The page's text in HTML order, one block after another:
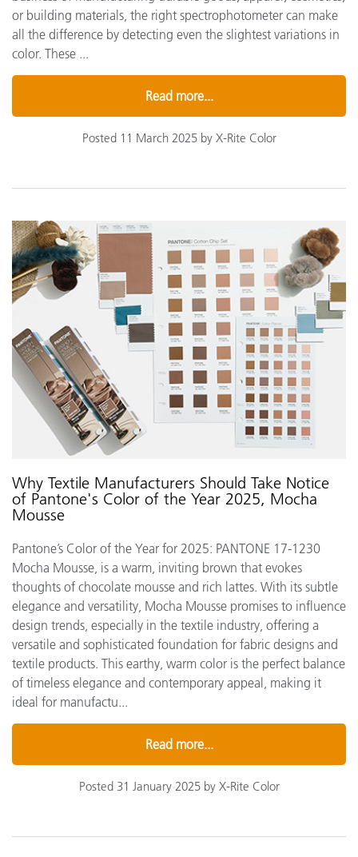
or building materials, the right spectrophotometer can make
all the difference by detecting even the slightest variations in
color. These ...
Read more...
Posted 11 March 2025 by X-Rite Color
Why Textile Manufacturers Should Take Notice
of Pantone's Color of the Year 2025, Mocha
Mousse
Pantone’s Color of the Year for 2025: PANTONE 17-1230
Mocha Mousse, is a warm, inviting brown that evokes
thoughts of chocolate mousse and rich lattes. With its subtle
elegance and versatility, Mocha Mousse promises to influence
design trends, especially in the textile industry, offering a
versatile and sophisticated foundation for fabric designs and
textile products. This earthy, warm color is the perfect balance
of timeless elegance and contemporary appeal, making it
ideal for manufactu...
Read more...
Posted 31 January 2025 by X-Rite Color